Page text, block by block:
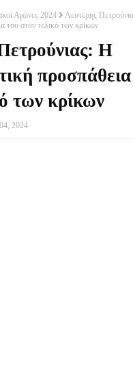
Αγώνες 2024
Λευτέρης
του στον τελικό των κρίκων
Η
των κρίκων
2024